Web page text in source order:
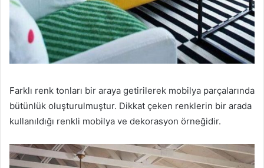
Farklı renk tonları bir araya getirilerek mobilya parçalarında
bütünlük oluşturulmuştur. Dikkat çeken renklerin bir arada
kullanıldığı renkli mobilya ve dekorasyon örneğidir.